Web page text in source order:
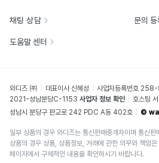
채팅 상담 문의 등
도움말 센터
와디즈 ㈜ 대표이사 신혜성 사업자등록번호
2021-성남분당C-1153 사업자 정보 확인 호스팅
성남시 분당구 판교로 242 PDC A동 402호
©
일부 상품의 경우 와디즈는 통신판매중개자이며 통신
상품의 경우 상품, 상품정보, 거래에 관한 의무와 책임
페이지에서 구체적인 내용을 확인하시기 바랍니다.